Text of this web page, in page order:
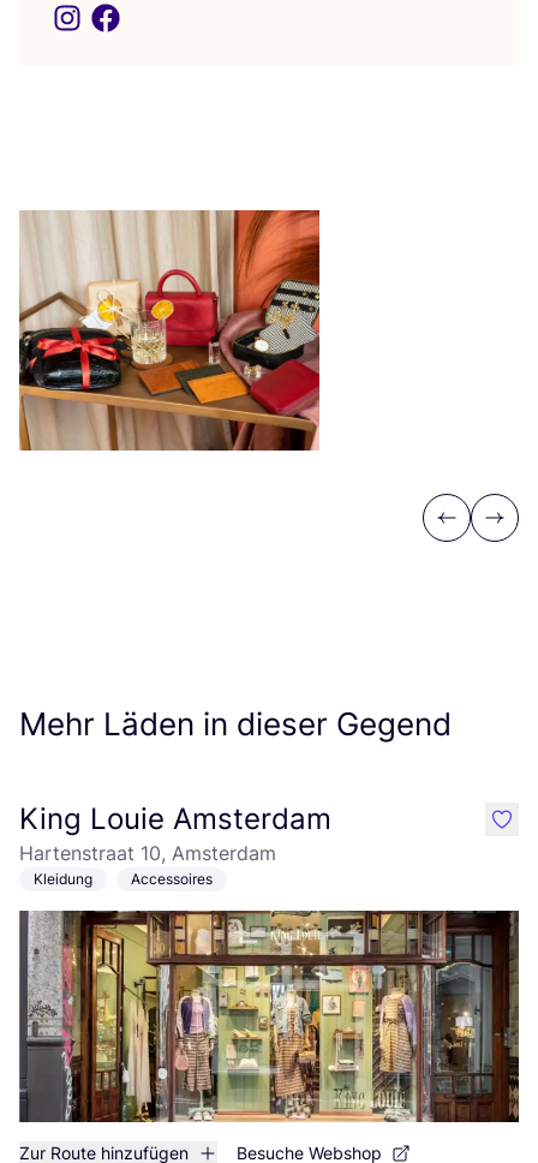
Previous
Next
Mehr Läden in dieser Gegend
King Louie Amsterdam
Hartenstraat 10, Amsterdam
Kleidung Accessoires
Zur Route hinzufügen Besuche Webshop
like